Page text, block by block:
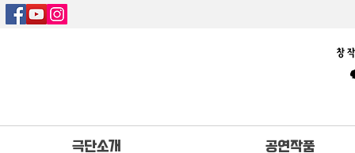
극단소개 공연작품